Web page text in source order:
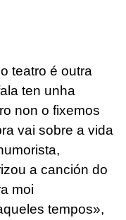
teatro é outra
ten unha
non o fixemos
vai sobre a vida
a canción do
moi
tempos»,